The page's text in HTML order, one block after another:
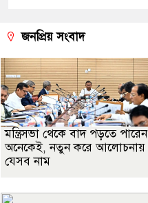
জনপ্রিয় সংবাদ
মন্ত্রিসভা থেকে বাদ পড়তে পারেন
অনেকেই, নতুন করে আলোচনায়
যেসব নাম